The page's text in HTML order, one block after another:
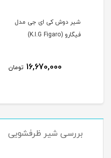
شیر دوش کی ای جی مدل
فیگارو (K.I.G Figaro)
16,670,000 تومان
بررسی شیر ظرفشویی